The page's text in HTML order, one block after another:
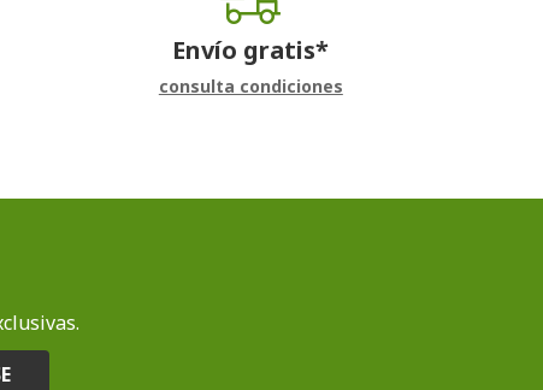
Envío gratis*
consulta condiciones